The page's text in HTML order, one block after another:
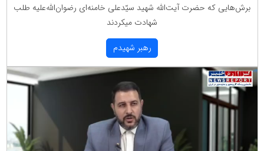
برش‌هایی كه حضرت آیت‌الله شهید سیّدعلی خامنه‌ای رضوان‌الله‌علیه طلب
شهادت میكردند
رهبر شهیدم